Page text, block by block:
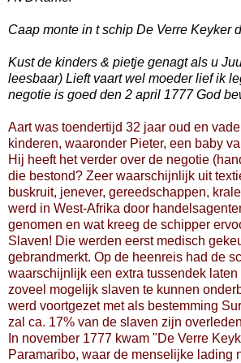
Caap monte in t schip De Verre Keyker
Kust de kinders & pietje genagt als u
leesbaar) Lieft vaart wel moeder lief ik
negotie is goed den 2 april 1777 God
Aart was toendertijd 32 jaar oud en
kinderen, waaronder Pieter, een baby
Hij heeft het verder over de negotie
die bestond? Zeer waarschijnlijk uit
buskruit, jenever, gereedschappen,
werd in West-Afrika door
genomen en wat kreeg de schipper
Slaven! Die werden eerst medisch
gebrandmerkt. Op de heenreis had de
waarschijnlijk een extra tussendek laten
zoveel mogelijk slaven te kunnen
werd voortgezet met als bestemming
zal ca. 17% van de slaven zijn
In november 1777 kwam "De Verre
Paramaribo, waar de menselijke lading